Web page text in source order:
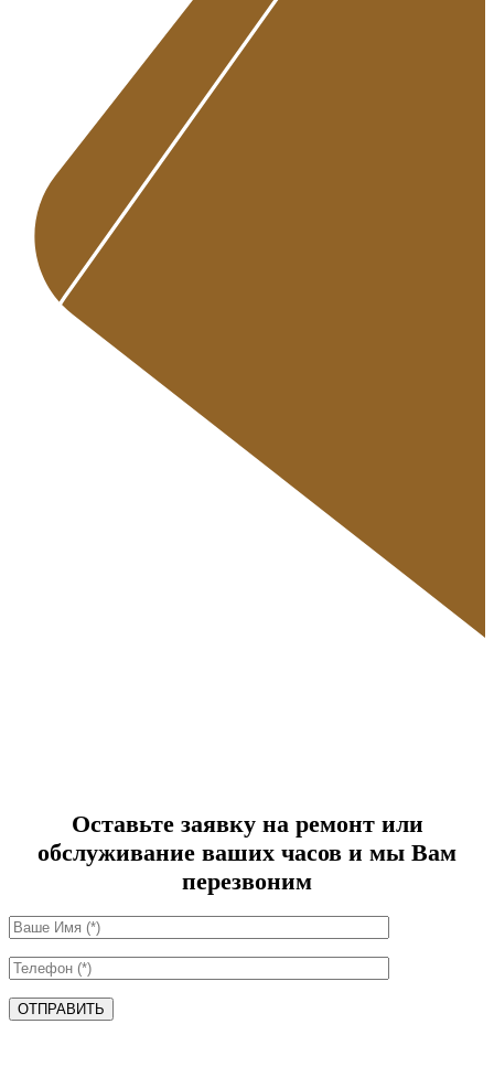
Оставьте заявку на ремонт или
обслуживание ваших часов и мы Вам
перезвоним
ОТПРАВИТЬ